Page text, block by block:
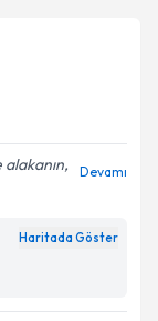
Devamı
Haritada Göster